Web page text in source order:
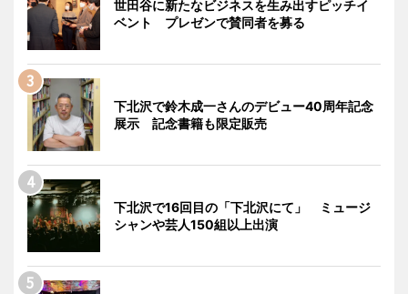
世田谷に新たなビジネスを生み出すピッチイ
ベント プレゼンで賛同者を募る
下北沢で鈴木成一さんのデビュー40周年記念
展示 記念書籍も限定販売
下北沢で16回目の「下北沢にて」 ミュージ
シャンや芸人150組以上出演